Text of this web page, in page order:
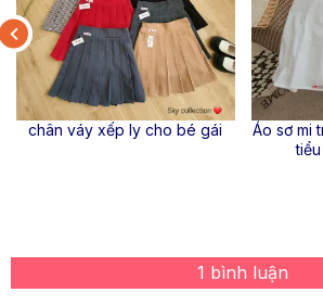
Áo cổ lọ cotton bé trai thêu
Bộ
1 bình luận